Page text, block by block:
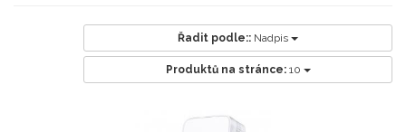
Řadit podle:: Nadpis
Produktů na stránce: 10